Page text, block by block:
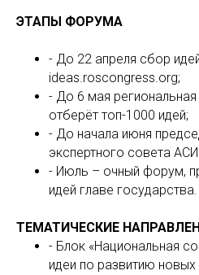
ЭТАПЫ ФОРУМА
- До 22 апреля сбор
ideas.roscongress.org;
- До 6 мая региональная
отберёт топ-1000 идей;
- До начала июня
экспертного совета
- Июль – очный форум,
идей главе государства.
ТЕМАТИЧЕСКИЕ
- Блок «Национальная
идеи по развитию